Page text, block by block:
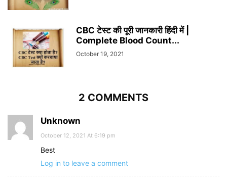
CBC टेस्ट की पूरी जानकारी हिंदी में |
Complete Blood Count...
October 19, 2021
2 COMMENTS
Unknown
October 12, 2021 At 6:19 pm
Best
Log in to leave a comment